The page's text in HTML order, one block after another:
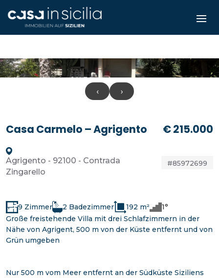
‹ ›
Casa Carmelo – Agrigento € 215.000
Agrigento - 92100 - Contrada
Zingarello
#85972699
9 Zimmer 2 Badezimmer 192 m²
1°
Große freistehende Villa mit drei Schlafzimmern in der
Nähe von Agrigent, 500 m von der Küste entfernt und von
Grün umgeben
Nur 500 m vom Meer entfernt an der Südküste Siziliens